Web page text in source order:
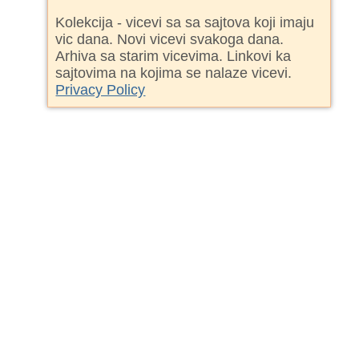
Kolekcija - vicevi sa sa sajtova koji imaju
vic dana. Novi vicevi svakoga dana.
Arhiva sa starim vicevima. Linkovi ka
sajtovima na kojima se nalaze vicevi.
Privacy Policy